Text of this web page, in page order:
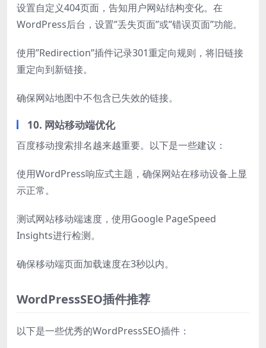
设置自定义404页面，告知用户网站结构变化。在
WordPress后台，设置”丢失页面”或”错误页面”功能。
使用”Redirection”插件记录301重定向规则，将旧链接
重定向到新链接。
确保网站地图中不包含已失效的链接。
10. 网站移动端优化
百度移动搜索排名越来越重要。以下是一些建议：
使用WordPress响应式主题，确保网站在移动设备上显
示正常。
测试网站移动端速度，使用Google PageSpeed
Insights进行检测。
确保移动端页面加载速度在3秒以内。
WordPressSEO插件推荐
以下是一些优秀的WordPressSEO插件：